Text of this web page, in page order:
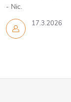
17.3.2026
- Nic.